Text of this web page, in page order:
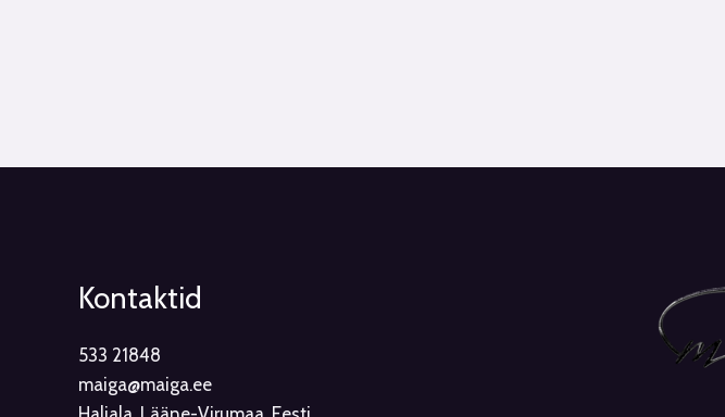
Kontaktid
533 21848
maiga@maiga.ee